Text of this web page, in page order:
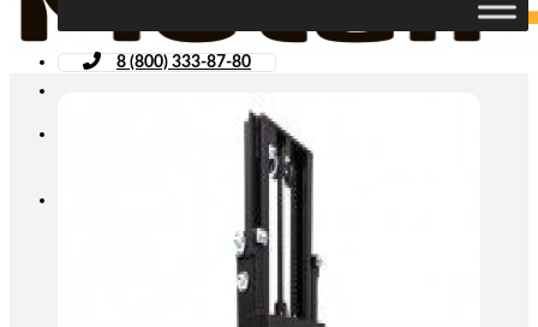
8 (800) 333-87-80